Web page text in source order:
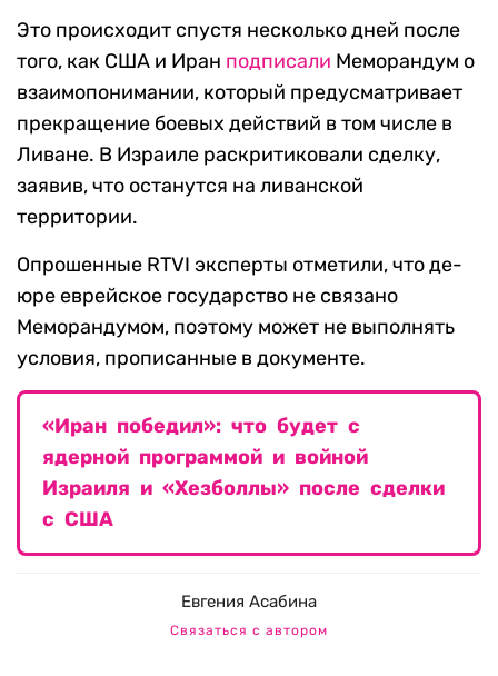
Это происходит спустя несколько дней после
того, как США и Иран подписали Меморандум о
взаимопонимании, который предусматривает
прекращение боевых действий в том числе в
Ливане. В Израиле раскритиковали сделку,
заявив, что останутся на ливанской
территории.
Опрошенные RTVI эксперты отметили, что де-
юре еврейское государство не связано
Меморандумом, поэтому может не выполнять
условия, прописанные в документе.
«Иран победил»: что будет с
ядерной программой и войной
Израиля и «Хезболлы» после сделки
с США
Евгения Асабина
Связаться с автором